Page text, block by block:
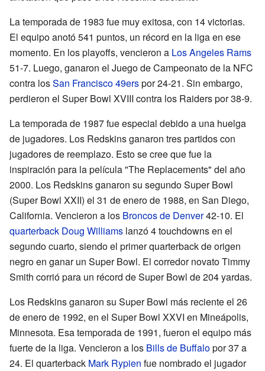
La temporada de 1983 fue muy exitosa, con 14 victorias.
El equipo anotó 541 puntos, un récord en la liga en ese
momento. En los playoffs, vencieron a Los Angeles Rams
51-7. Luego, ganaron el Juego de Campeonato de la NFC
contra losSan Francisco 49erspor 24-21. Sin embargo,
perdieron el Super Bowl XVIII contra los Raiders por 38-9.
La temporada de 1987 fue especial debido a una huelga
de jugadores. Los Redskins ganaron tres partidos con
jugadores de reemplazo. Esto se cree que fue la
inspiración para la película "The Replacements" del año
2000. Los Redskins ganaron su segundo Super Bowl
(Super Bowl XXII) el 31 de enero de 1988, en San Diego,
California. Vencieron a los Broncos de Denver42-10. El
quarterback Doug Williams lanzó 4 touchdowns en el
segundo cuarto, siendo el primer quarterback de origen
negro en ganar un Super Bowl. El corredor novato Timmy
Smith corrió para un récord de Super Bowl de 204 yardas.
Los Redskins ganaron su Super Bowl más reciente el 26
de enero de 1992, en el Super Bowl XXVI en Mineápolis,
Minnesota. Esa temporada de 1991, fueron el equipo más
fuerte de la liga. Vencieron a los Bills de Buffalopor 37 a
24. El quarterback Mark Rypien fue nombrado el jugador